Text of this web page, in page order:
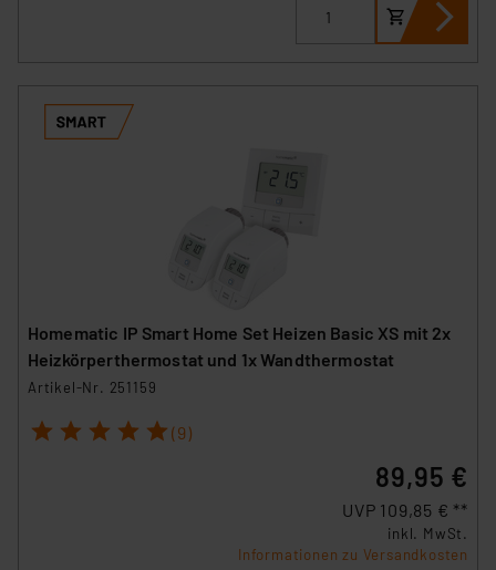
Homematic IP Smart Home Set Heizen Basic XS mit 2x
Heizkörperthermostat und 1x Wandthermostat
Artikel-Nr. 251159
1 2 3 4 5 (9)
89,95 €
UVP 109,85 € **
inkl. MwSt.
Informationen zu Versandkosten